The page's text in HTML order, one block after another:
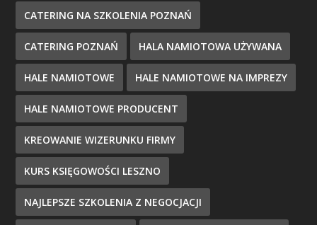
CATERING NA SZKOLENIA POZNAŃ
CATERING POZNAŃ HALA NAMIOTOWA UŻYWANA
HALE NAMIOTOWE HALE NAMIOTOWE NA IMPREZY
HALE NAMIOTOWE PRODUCENT
KREOWANIE WIZERUNKU FIRMY
KURS KSIĘGOWOŚCI LESZNO
NAJLEPSZE SZKOLENIA Z NEGOCJACJI